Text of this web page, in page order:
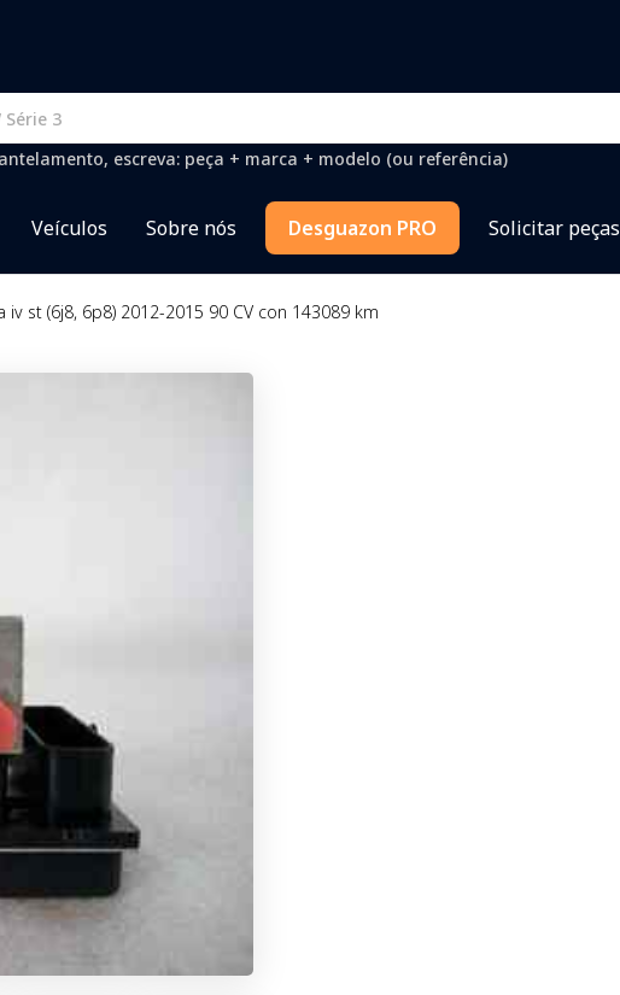
escreva: peça + marca + modelo (ou referência)
Veículos Sobre nós Desguazon PRO Solicitar peças
iv st (6j8, 6p8) 2012-2015 90 CV con 143089 km